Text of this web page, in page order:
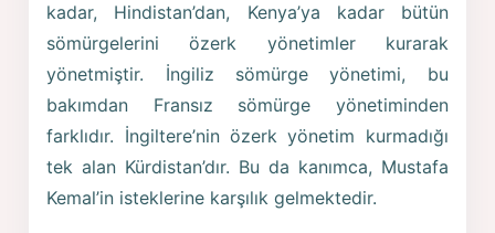
kadar, Hindistan’dan, Kenya’ya kadar bütün
sömürgelerini özerk yönetimler kurarak
yönetmiştir. İngiliz sömürge yönetimi, bu
bakımdan Fransız sömürge yönetiminden
farklıdır. İngiltere’nin özerk yönetim kurmadığı
tek alan Kürdistan’dır. Bu da kanımca, Mustafa
Kemal’in isteklerine karşılık gelmektedir.